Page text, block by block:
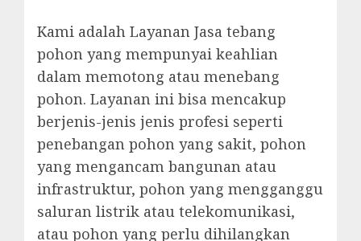
Kami adalah Layanan Jasa tebang
pohon yang mempunyai keahlian
dalam memotong atau menebang
pohon. Layanan ini bisa mencakup
berjenis-jenis jenis profesi seperti
penebangan pohon yang sakit, pohon
yang mengancam bangunan atau
infrastruktur, pohon yang mengganggu
saluran listrik atau telekomunikasi,
atau pohon yang perlu dihilangkan